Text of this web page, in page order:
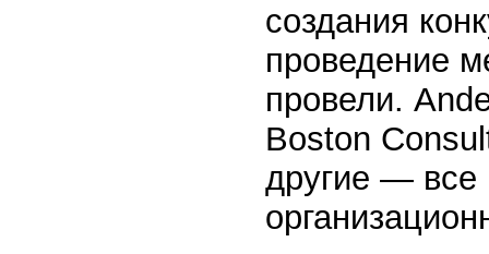
создания
проведение
провели.
Boston
другие — все